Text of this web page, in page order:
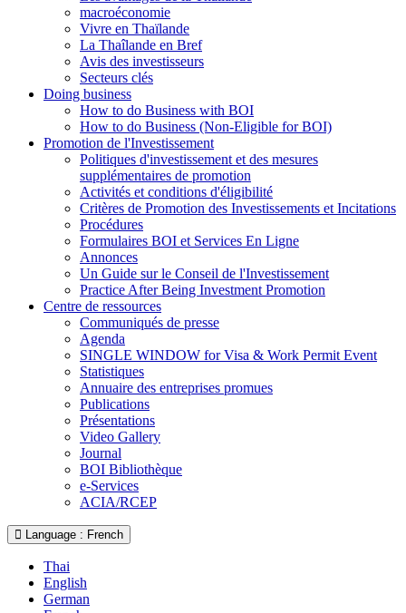
macroéconomie
Vivre en Thaïlande
La Thaîlande en Bref
Avis des investisseurs
Secteurs clés
Doing business
How to do Business with BOI
How to do Business (Non-Eligible for BOI)
Promotion de l'Investissement
Politiques d'investissement et des mesures
supplémentaires de promotion
Activités et conditions d'éligibilité
Critères de Promotion des Investissements et Incitations
Procédures
Formulaires BOI et Services En Ligne
Annonces
Un Guide sur le Conseil de l'Investissement
Practice After Being Investment Promotion
Centre de ressources
Communiqués de presse
Agenda
SINGLE WINDOW for Visa & Work Permit Event
Statistiques
Annuaire des entreprises promues
Publications
Présentations
Video Gallery
Journal
BOI Bibliothèque
e-Services
ACIA/RCEP
Language : French
Thai
English
German